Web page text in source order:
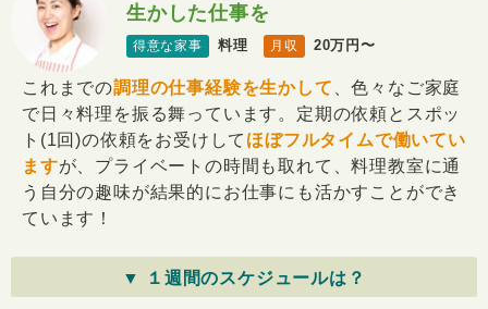
生かした仕事を
得意な家事 料理 月収 20万円〜
これまでの調理の仕事経験を生かして 、色々なご家庭
で日々料理を振る舞っています。定期の依頼とスポッ
ト(1回)の依頼をお受けして ほぼフルタイムで働いてい
ますが、プライベートの時間も取れて、料理教室に通
う自分の趣味が結果的にお仕事にも活かすことができ
ています！
▼ １週間のスケジュールは？